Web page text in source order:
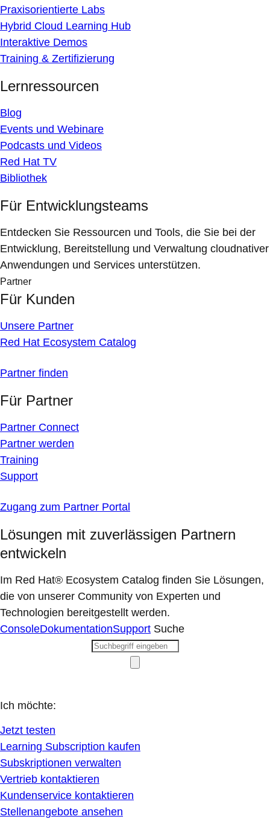
Praxisorientierte Labs
Hybrid Cloud Learning Hub
Interaktive Demos
Training & Zertifizierung
Lernressourcen
Blog
Events und Webinare
Podcasts und Videos
Red Hat TV
Bibliothek
Für Entwicklungsteams
Entdecken Sie Ressourcen und Tools, die Sie bei der
Entwicklung, Bereitstellung und Verwaltung cloudnativer
Anwendungen und Services unterstützen.
Partner
Für Kunden
Unsere Partner
Red Hat Ecosystem Catalog
Partner finden
Für Partner
Partner Connect
Partner werden
Training
Support
Zugang zum Partner Portal
Lösungen mit zuverlässigen Partnern
entwickeln
Im Red Hat® Ecosystem Catalog finden Sie Lösungen,
die von unserer Community von Experten und
Technologien bereitgestellt werden.
ConsoleDokumentationSupport Suche
Ich möchte:
Jetzt testen
Learning Subscription kaufen
Subskriptionen verwalten
Vertrieb kontaktieren
Kundenservice kontaktieren
Stellenangebote ansehen